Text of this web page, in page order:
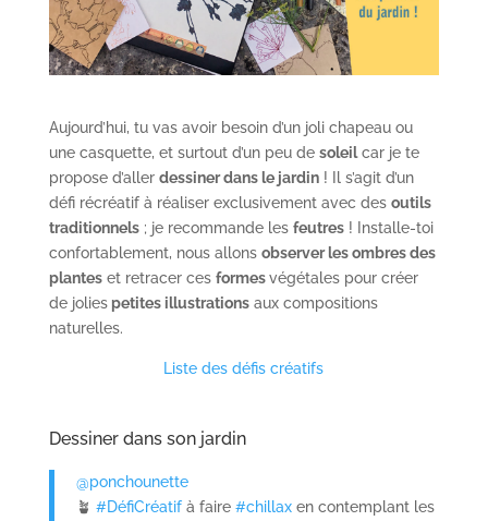
Aujourd’hui, tu vas avoir besoin d’un joli chapeau ou
une casquette, et surtout d’un peu de soleilcar je te
propose d’aller dessiner dans le jardin! Il s’agit d’un
défi récréatif à réaliser exclusivement avec des outils
traditionnels; je recommande les feutres! Installe-toi
confortablement, nous allons observer les ombres des
planteset retracer ces formesvégétales pour créer
de joliespetites illustrationsaux compositions
naturelles.
Liste des défis créatifs
Dessiner dans son jardin
@ponchounette
🪴 #DéfiCréatifà faire #chillaxen contemplant les